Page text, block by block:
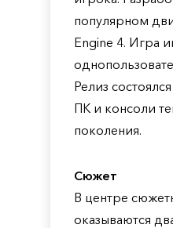
популярном
Engine 4. Игра
Релиз
ПК и консоли
поколения.
Сюжет
В центре
оказываются